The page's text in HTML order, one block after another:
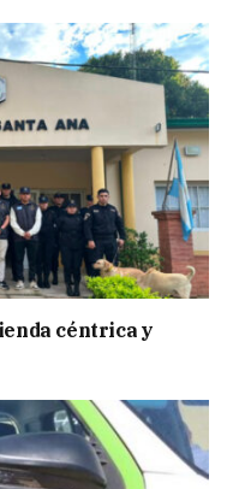
céntrica y